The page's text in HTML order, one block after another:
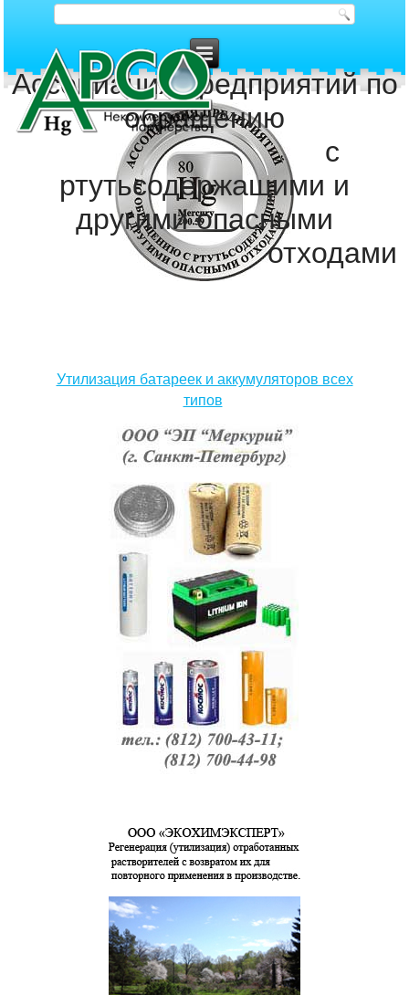
Ассоциация предприятий по
обращению
с
ртутьсодержащими и
другими опасными
отходами
Утилизация батареек и аккумуляторов всех
типов